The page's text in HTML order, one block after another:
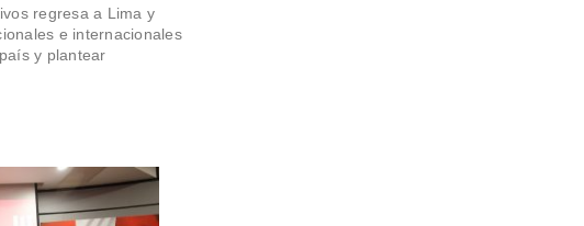
regresa a Lima y
e internacionales
y plantear